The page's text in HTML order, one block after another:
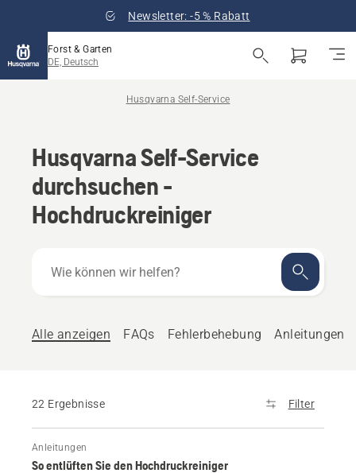
Newsletter: -5 % Rabatt
Forst & Garten
DE, Deutsch
Husqvarna Self-Service
Husqvarna Self-Service
durchsuchen -
Hochdruckreiniger
können
Alle anzeigen
FAQs Fehlerbehebung Anleitungen
22 Ergebnisse Filter
Anleitungen
So entlüften Sie den Hochdruckreiniger